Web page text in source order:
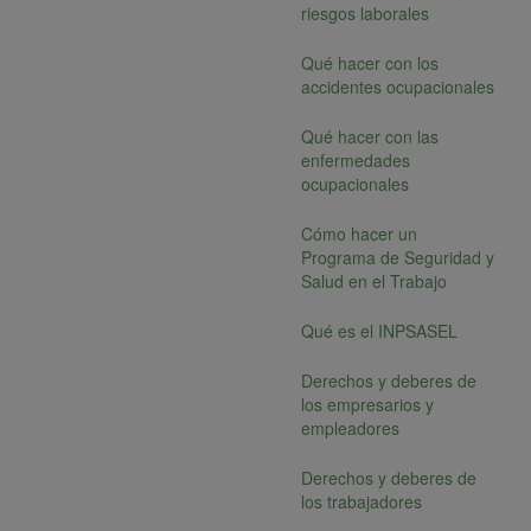
riesgos laborales
Qué hacer con los
accidentes ocupacionales
Qué hacer con las
enfermedades
ocupacionales
Cómo hacer un
Programa de Seguridad y
Salud en el Trabajo
Qué es el INPSASEL
Derechos y deberes de
los empresarios y
empleadores
Derechos y deberes de
los trabajadores